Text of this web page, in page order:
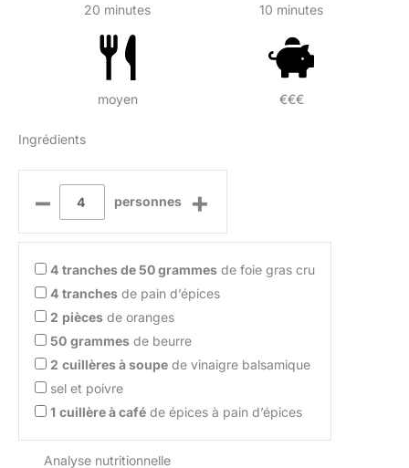
20 minutes 10 minutes
moyen €€€
Ingrédients
– personnes +
4 tranches de 50 grammes de foie gras cru
4 tranches de pain d’épices
2 pièces de oranges
50 grammes de beurre
2 cuillères à soupe de vinaigre balsamique
sel et poivre
1 cuillère à café de épices à pain d’épices
Analyse nutritionnelle